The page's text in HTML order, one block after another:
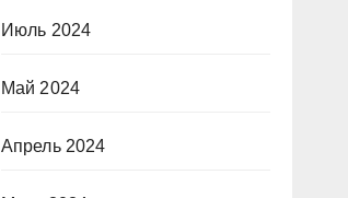
Июль 2024
Май 2024
Апрель 2024